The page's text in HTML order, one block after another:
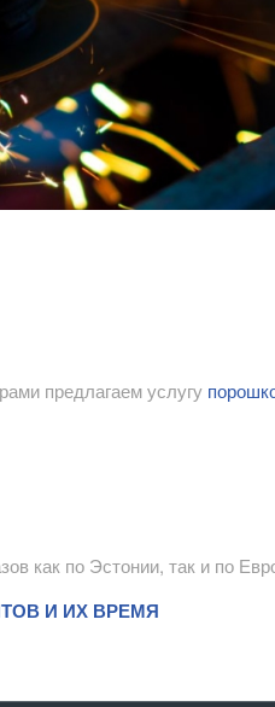
предлагаем услугу
как по Эстонии, так и по
И ИХ ВРЕМЯ